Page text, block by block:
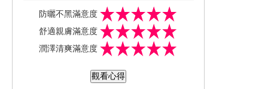
用這類產品最怕沖洗時為了秀髮更能順
滑到底而增加過多的潤澤感
那種殘留在身體上久久沖不乾淨的黏膩
感最讓我感冒.....
用太費心去洗淨 重點當水滑過身體時並
都會有容易顯黏膩、油膜感過重、悶肌
那趕快呼叫地表最強防曬力ANESSA 安
耐曬 不但有超高防曬系數SPF50+ PA++
還做到耐汗、抗摩擦 擁有長效持久不用
期配戴口罩的非常時刻
質地是流動性比較慢的乳霜狀 但卻很絲
滑細緻還不顯黏膩感 P.S手背黑色部份為
的高 推開時還散發出淡淡的柑橘香氣
用手觸摸 還是直視膚況都是清爽不黏膩
防曬不黑滿意度
舒適親膚滿意度
潤澤清爽滿意度
觀看心得